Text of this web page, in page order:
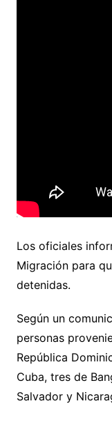
Los oficiales
Migración para
detenidas.
Según un
personas
República
Cuba, tres de
Salvador y